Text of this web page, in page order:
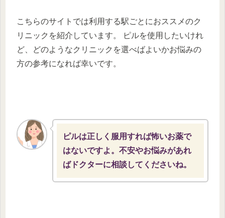
こちらのサイトでは利用する駅ごとにおススメのク
リニックを紹介しています。 ピルを使用したいけれ
ど、どのようなクリニックを選べばよいかお悩みの
方の参考になれば幸いです。
ピルは正しく服用すれば怖いお薬で
はないですよ。不安やお悩みがあれ
ばドクターに相談してくださいね。